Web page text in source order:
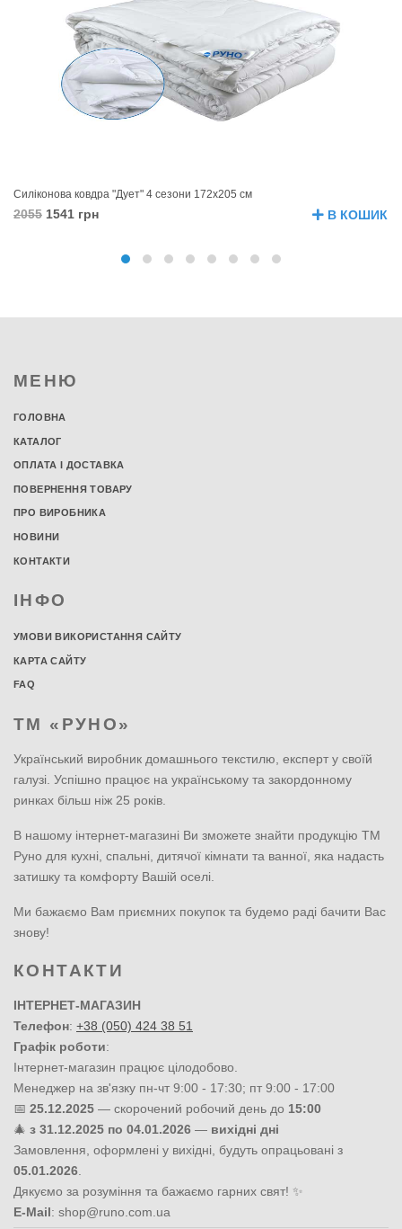
Силіконова ковдра "Дует" 4 сезони 172х205 см
2055 1541 грн В КОШИК
МЕНЮ
ГОЛОВНА
КАТАЛОГ
ОПЛАТА І ДОСТАВКА
ПОВЕРНЕННЯ ТОВАРУ
ПРО ВИРОБНИКА
НОВИНИ
КОНТАКТИ
ІНФО
УМОВИ ВИКОРИСТАННЯ САЙТУ
КАРТА САЙТУ
FAQ
ТМ «РУНО»
Український виробник домашнього текстилю, експерт у своїй
галузі. Успішно працює на українському та закордонному
ринках більш ніж 25 років.
В нашому інтернет-магазині Ви зможете знайти продукцію ТМ
Руно для кухні, спальні, дитячої кімнати та ванної, яка надасть
затишку та комфорту Вашій оселі.
Ми бажаємо Вам приємних покупок та будемо раді бачити Вас
знову!
КОНТАКТИ
ІНТЕРНЕТ-МАГАЗИН
Телефон: +38 (050) 424 38 51
Графік роботи:
Інтернет-магазин працює цілодобово.
Менеджер на зв'язку пн-чт 9:00 - 17:30; пт 9:00 - 17:00
📅 25.12.2025 — скорочений робочий день до 15:00
🎄 з 31.12.2025 по 04.01.2026 — вихідні дні
Замовлення, оформлені у вихідні, будуть опрацьовані з
05.01.2026.
Дякуємо за розуміння та бажаємо гарних свят! ✨
E-Mail: shop@runo.com.ua